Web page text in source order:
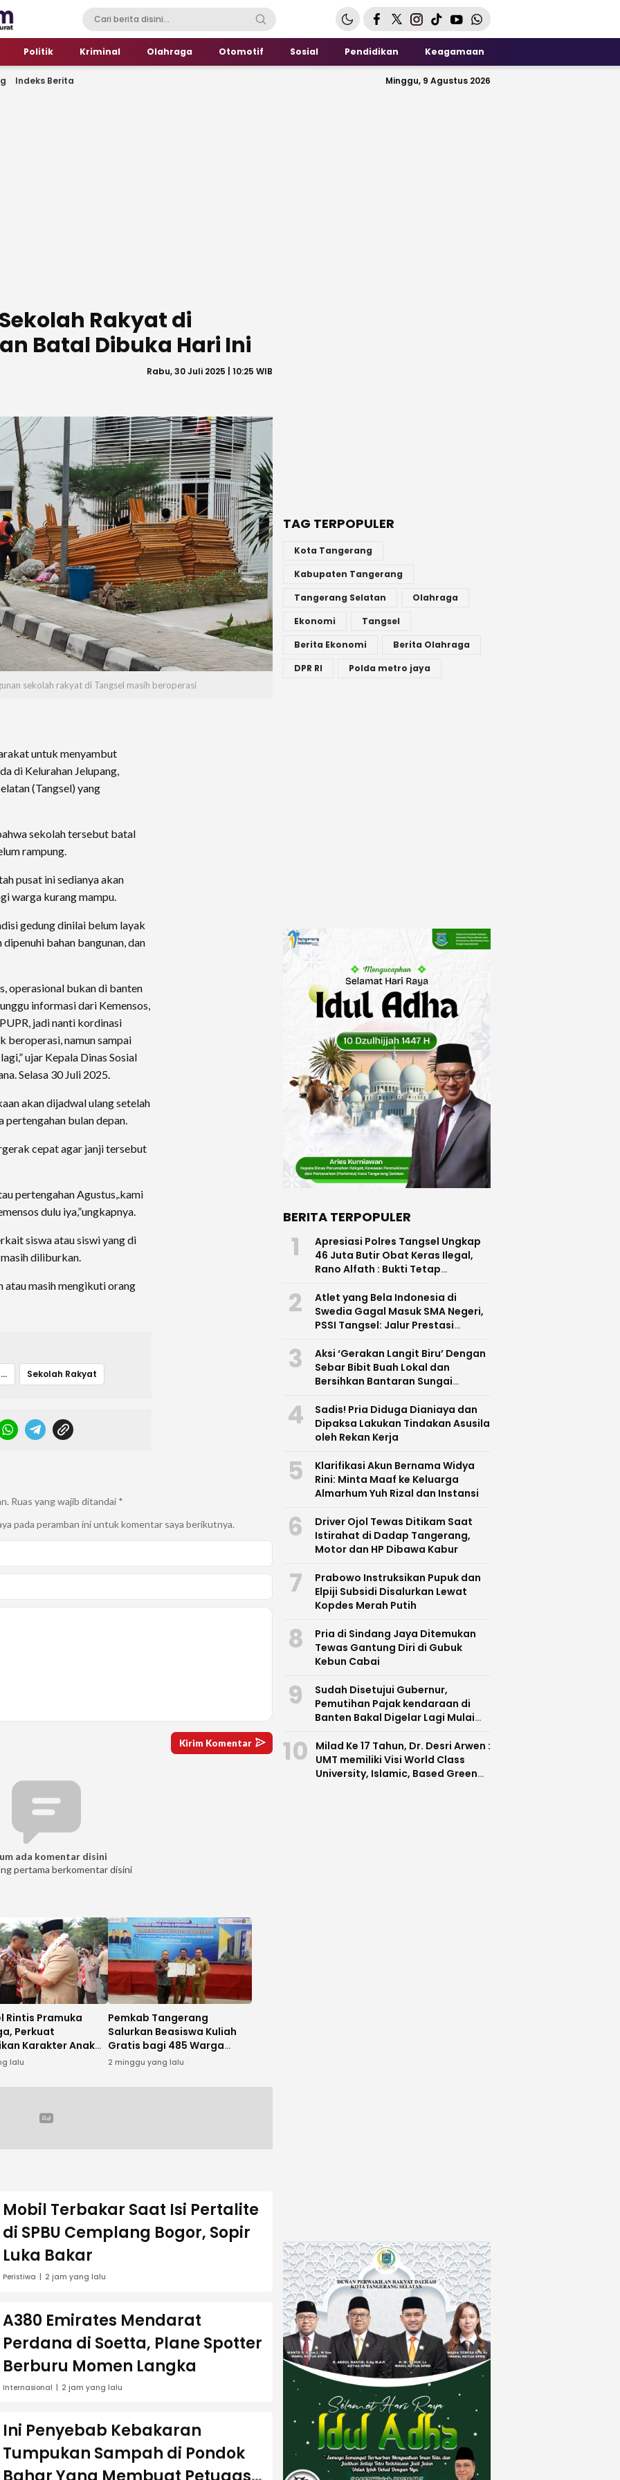
Politik Kriminal Olahraga Otomotif Sosial Pendidikan Keagamaan
Indeks Berita Minggu, 9 Agustus 2026
Rakyat di
Batal Dibuka Hari Ini
Rabu, 30 Juli 2025 | 10:25 WIB
sekolah rakyat di Tangsel masih beroperasi
untuk menyambut
di Kelurahan Jelupang,
(Tangsel) yang
sekolah tersebut batal
rampung.
pusat ini sedianya akan
warga kurang mampu.
gedung dinilai belum layak
bahan bangunan, dan
operasional bukan di banten
informasi dari Kemensos,
jadi nanti kordinasi
beroperasi, namun sampai
ujar Kepala Dinas Sosial
Selasa 30 Juli 2025.
akan dijadwal ulang setelah
pertengahan bulan depan.
cepat agar janji tersebut
pertengahan Agustus,.kami
dulu iya,”ungkapnya.
siswa atau siswi yang di
diliburkan.
atau masih mengikuti orang
Kota Tangerang Selatan Sekolah Rakyat
Ruas yang wajib ditandai *
pada peramban ini untuk komentar saya berikutnya.
ada komentar disini
pertama berkomentar disini
Rintis Pramuka
Perkuat
Karakter Anak
Dini
lalu
Pemkab Tangerang
Salurkan Beasiswa Kuliah
Gratis bagi 485 Warga
Kurang Mampu
2 minggu yang lalu
Mobil Terbakar Saat Isi Pertalite
di SPBU Cemplang Bogor, Sopir
Luka Bakar
Peristiwa 2 jam yang lalu
A380 Emirates Mendarat
Perdana di Soetta, Plane Spotter
Berburu Momen Langka
Internasional 2 jam yang lalu
Ini Penyebab Kebakaran
Tumpukan Sampah di Pondok
TAG TERPOPULER
Kota Tangerang
Kabupaten Tangerang
Tangerang Selatan
Olahraga
Ekonomi
Tangsel
Berita Ekonomi
Berita Olahraga
DPR RI
Polda metro jaya
BERITA TERPOPULER
1
Apresiasi Polres Tangsel Ungkap
46 Juta Butir Obat Keras Ilegal,
Rano Alfath : Bukti Tetap
2
Atlet yang Bela Indonesia di
Swedia Gagal Masuk SMA Negeri,
PSSI Tangsel: Jalur Prestasi
3
Aksi ‘Gerakan Langit Biru’ Dengan
Sebar Bibit Buah Lokal dan
Bersihkan Bantaran Sungai
4
Sadis! Pria Diduga Dianiaya dan
Dipaksa Lakukan Tindakan Asusila
oleh Rekan Kerja
5
Klarifikasi Akun Bernama Widya
Rini: Minta Maaf ke Keluarga
Almarhum Yuh Rizal dan Instansi
6
Driver Ojol Tewas Ditikam Saat
Istirahat di Dadap Tangerang,
Motor dan HP Dibawa Kabur
7
Prabowo Instruksikan Pupuk dan
Elpiji Subsidi Disalurkan Lewat
Kopdes Merah Putih
8
Pria di Sindang Jaya Ditemukan
Tewas Gantung Diri di Gubuk
Kebun Cabai
9
Sudah Disetujui Gubernur,
Pemutihan Pajak kendaraan di
Banten Bakal Digelar Lagi Mulai
10
Milad Ke 17 Tahun, Dr. Desri Arwen :
UMT memiliki Visi World Class
University, Islamic, Based Green